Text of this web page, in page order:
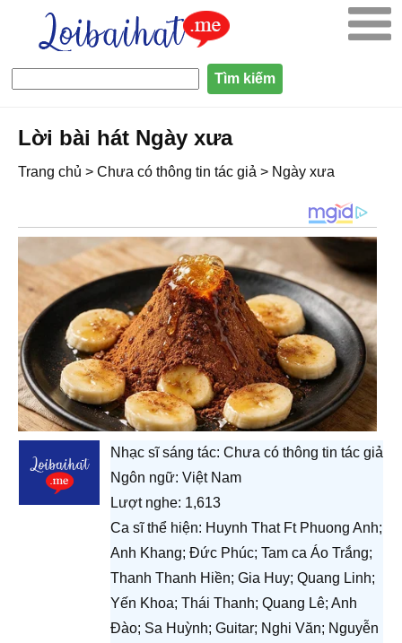
Lời bài hát Ngày xưa
Trang chủ > Chưa có thông tin tác giả > Ngày xưa
Nhạc sĩ sáng tác: Chưa có thông tin tác giả
Ngôn ngữ: Việt Nam
Lượt nghe: 1,613
Ca sĩ thể hiện: Huynh That Ft Phuong Anh;
Anh Khang; Đức Phúc; Tam ca Áo Trắng;
Thanh Thanh Hiền; Gia Huy; Quang Linh;
Yến Khoa; Thái Thanh; Quang Lê; Anh
Đào; Sa Huỳnh; Guitar; Nghi Văn; Nguyễn